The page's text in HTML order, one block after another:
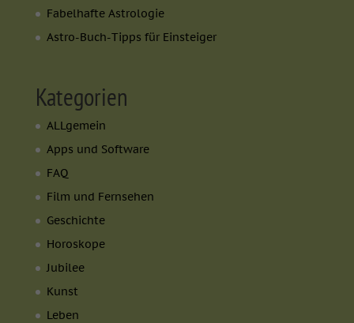
Fabelhafte Astrologie
Astro-Buch-Tipps für Einsteiger
Kategorien
ALLgemein
Apps und Software
FAQ
Film und Fernsehen
Geschichte
Horoskope
Jubilee
Kunst
Leben